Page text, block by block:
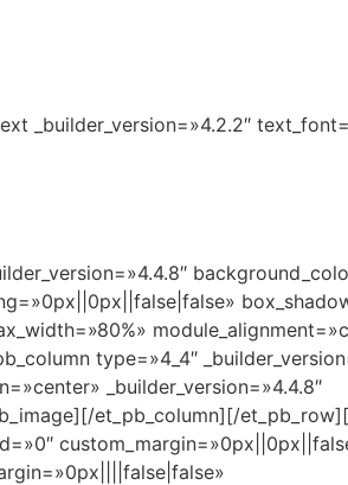
_builder_version=»4.2.2″
type=»4_4″
_builder_version=»4.4.8″
et_pb_column][/